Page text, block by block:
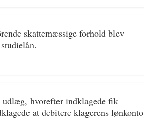
skattemæssige forhold blev
udlæg, hvorefter indklagede fik
at debitere klagerens lønkonto